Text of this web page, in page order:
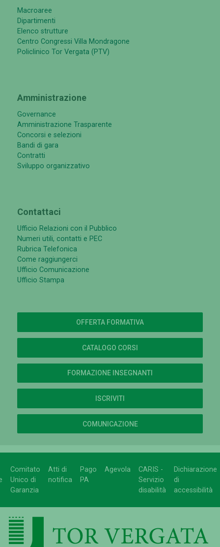
Macroaree
Dipartimenti
Elenco strutture
Centro Congressi Villa Mondragone
Policlinico Tor Vergata (PTV)
Amministrazione
Governance
Amministrazione Trasparente
Concorsi e selezioni
Bandi di gara
Contratti
Sviluppo organizzativo
Contattaci
Ufficio Relazioni con il Pubblico
Numeri utili, contatti e PEC
Rubrica Telefonica
Come raggiungerci
Ufficio Comunicazione
Ufficio Stampa
OFFERTA FORMATIVA
CATALOGO CORSI
FORMAZIONE INSEGNANTI
ISCRIVITI
COMUNICAZIONE
Comitato
Unico di
Garanzia
Atti di
notifica
Pago
PA
Agevola
CARIS -
Servizio
disabilità
Dichiarazione
di
accessibilità